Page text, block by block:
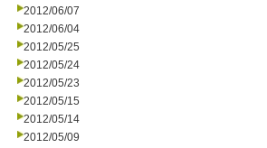
2012/06/07
2012/06/04
2012/05/25
2012/05/24
2012/05/23
2012/05/15
2012/05/14
2012/05/09